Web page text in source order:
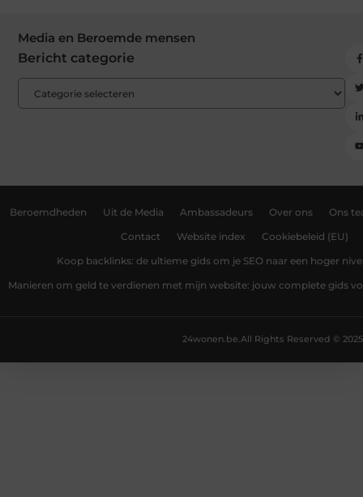
Media en Beroemde mensen
Bericht categorie
Beroemdheden Uit de Media Ambassadeurs Over ons Ons
Contact Website index Cookiebeleid (EU)
Koop backlinks: de ultieme gids om je SEO naar een hoger
Manieren om geld te verdienen met mijn website: jouw complete gids
All Rights Reserved © 2025
24wonen.be.